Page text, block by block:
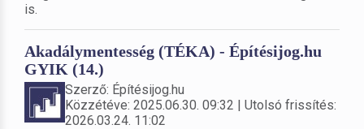
is.
Akadálymentesség (TÉKA) - Építésijog.hu
GYIK (14.)
Szerző: Építésijog.hu
Közzétéve: 2025.06.30. 09:32 | Utolsó frissítés:
2026.03.24. 11:02